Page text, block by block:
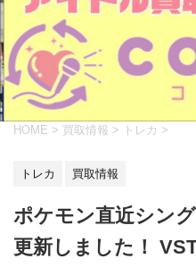
HOME > 買取情報 > トレカ >
トレカ 買取情報
ポケモン直近シン
更新しました！